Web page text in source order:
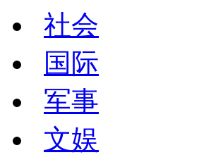
社会
国际
军事
文娱